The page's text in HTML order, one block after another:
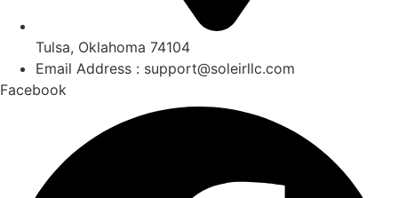
Tulsa, Oklahoma 74104
Email Address : support@soleirllc.com
Facebook